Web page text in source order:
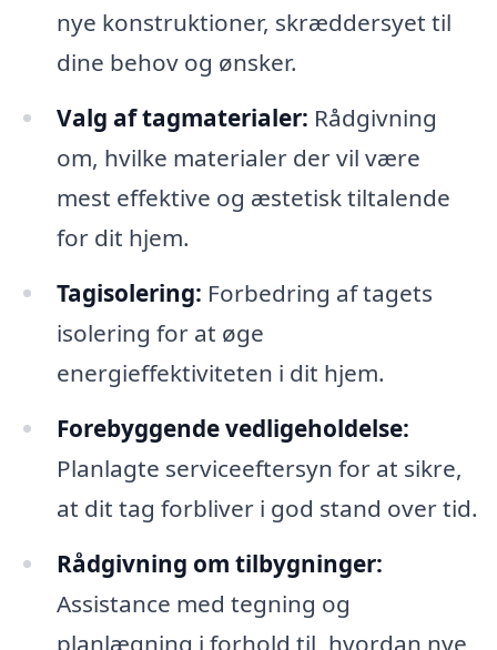
nye konstruktioner, skræddersyet til
dine behov og ønsker.
Valg af tagmaterialer: Rådgivning
om, hvilke materialer der vil være
mest effektive og æstetisk tiltalende
for dit hjem.
Tagisolering: Forbedring af tagets
isolering for at øge
energieffektiviteten i dit hjem.
Forebyggende vedligeholdelse:
Planlagte serviceeftersyn for at sikre,
at dit tag forbliver i god stand over tid.
Rådgivning om tilbygninger:
Assistance med tegning og
planlægning i forhold til, hvordan nye